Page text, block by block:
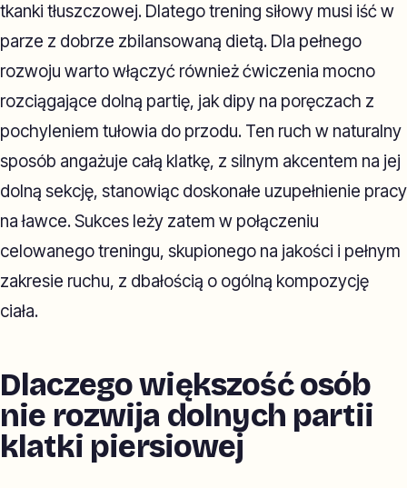
tkanki tłuszczowej. Dlatego trening siłowy musi iść w
parze z dobrze zbilansowaną dietą. Dla pełnego
rozwoju warto włączyć również ćwiczenia mocno
rozciągające dolną partię, jak dipy na poręczach z
pochyleniem tułowia do przodu. Ten ruch w naturalny
sposób angażuje całą klatkę, z silnym akcentem na jej
dolną sekcję, stanowiąc doskonałe uzupełnienie pracy
na ławce. Sukces leży zatem w połączeniu
celowanego treningu, skupionego na jakości i pełnym
zakresie ruchu, z dbałością o ogólną kompozycję
ciała.
Dlaczego większość osób
nie rozwija dolnych partii
klatki piersiowej